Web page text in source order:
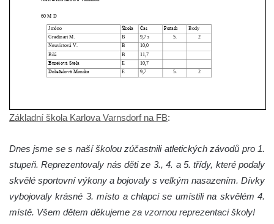
Základní škola Karlova Varnsdorf na FB:
Dnes jsme se s naší školou zúčastnili atletických závodů pro 1.
stupeň. Reprezentovaly nás děti ze 3., 4. a 5. třídy, které podaly
skvělé sportovní výkony a bojovaly s velkým nasazením. Dívky
vybojovaly krásné 3. místo a chlapci se umístili na skvělém 4.
místě. Všem dětem děkujeme za vzornou reprezentaci školy!